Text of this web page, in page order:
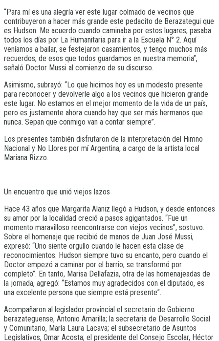
“Para mí es una alegría ver este lugar colmado de vecinos que
contribuyeron a hacer más grande este pedacito de Berazategui que
es Hudson. Me acuerdo cuando caminaba por estos lugares, pasaba
todos los días por La Humanitaria para ir a la Escuela N° 2. Aquí
veníamos a bailar, se festejaron casamientos, y tengo muchos más
recuerdos, de esos que todos guardamos en nuestra memoria”,
señaló Doctor Mussi al comienzo de su discurso.
Asimismo, subrayó: “Lo que hicimos hoy es un modesto presente
para reconocer y devolverle algo a los vecinos que hicieron grande
este lugar. No estamos en el mejor momento de la vida de un país,
pero es justamente ahora cuando hay que ser más hermanos que
nunca. Sepan que conmigo van a contar siempre”.
Los presentes también disfrutaron de la interpretación del Himno
Nacional y No Llores por mí Argentina, a cargo de la artista local
Mariana Rizzo.
Un encuentro que unió viejos lazos
Hace 43 años que Margarita Alaniz llegó a Hudson, y desde entonces
su amor por la localidad creció a pasos agigantados. “Fue un
momento maravilloso reencontrarse con viejos vecinos”, sostuvo.
Sobre el homenaje que recibió de manos de Juan José Mussi,
expresó: “Uno siente orgullo cuando le hacen esta clase de
reconocimientos. Hudson siempre tuvo su encanto, pero cuando el
Doctor empezó a caminar por el barrio, se transformó por
completo”. En tanto, Marisa Dellafazia, otra de las homenajeadas de
la jornada, agregó: “Estamos muy agradecidos con el diputado, es
una excelente persona que siempre está presente”.
Acompañaron al legislador provincial el secretario de Gobierno
berazateguense, Antonio Amarilla; la secretaria de Desarrollo Social
y Comunitario, María Laura Lacava; el subsecretario de Asuntos
Legislativos, Omar Acosta; el presidente del Consejo Escolar, Héctor